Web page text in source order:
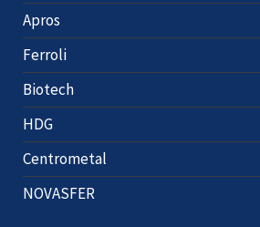
Apros
Ferroli
Biotech
HDG
Centrometal
NOVASFER